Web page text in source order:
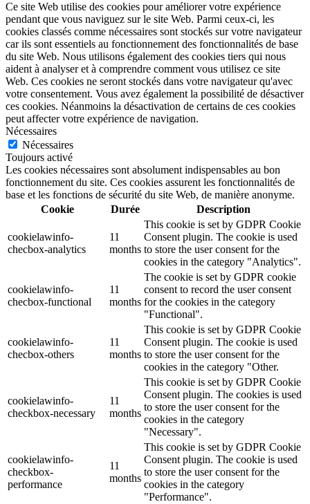
Ce site Web utilise des cookies pour améliorer votre expérience
pendant que vous naviguez sur le site Web. Parmi ceux-ci, les
cookies classés comme nécessaires sont stockés sur votre navigateur
car ils sont essentiels au fonctionnement des fonctionnalités de base
du site Web. Nous utilisons également des cookies tiers qui nous
aident à analyser et à comprendre comment vous utilisez ce site
Web. Ces cookies ne seront stockés dans votre navigateur qu'avec
votre consentement. Vous avez également la possibilité de désactiver
ces cookies. Néanmoins la désactivation de certains de ces cookies
peut affecter votre expérience de navigation.
Nécessaires
Nécessaires
Toujours activé
Les cookies nécessaires sont absolument indispensables au bon
fonctionnement du site. Ces cookies assurent les fonctionnalités de
base et les fonctions de sécurité du site Web, de manière anonyme.
Cookie
Durée Description
cookielawinfo-
checbox-analytics
11
months
This cookie is set by GDPR Cookie
Consent plugin. The cookie is used
to store the user consent for the
cookies in the category "Analytics".
cookielawinfo-
checbox-functional
11
months
The cookie is set by GDPR cookie
consent to record the user consent
for the cookies in the category
"Functional".
cookielawinfo-
checbox-others
11
months
This cookie is set by GDPR Cookie
Consent plugin. The cookie is used
to store the user consent for the
cookies in the category "Other.
cookielawinfo-
checkbox-necessary
11
months
This cookie is set by GDPR Cookie
Consent plugin. The cookies is used
to store the user consent for the
cookies in the category
"Necessary".
cookielawinfo-
checkbox-
performance
11
months
This cookie is set by GDPR Cookie
Consent plugin. The cookie is used
to store the user consent for the
cookies in the category
"Performance".